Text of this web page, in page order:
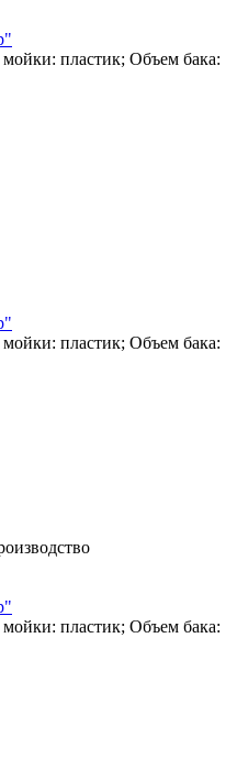
пластик; Объем бака:
пластик; Объем бака:
пластик; Объем бака: